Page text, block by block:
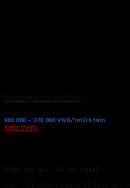
300.000 ~ 370.000 VNĐ/1m2/6 tấm
Xem thêm